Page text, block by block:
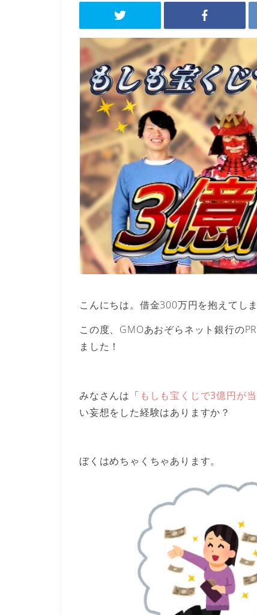
こんにちは。借金300万円を抱えてし
この度、GMOあおぞらネット銀行の
ました！
みなさんは「 もしも宝くじで3億円が
い妄想をした経験はありますか？
ぼくはめちゃくちゃあります。